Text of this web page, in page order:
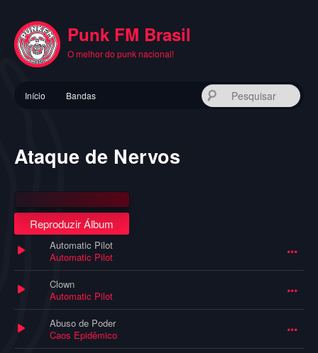
conteúdo
principal
Punk FM Brasil
O melhor do punk nacional!
principal
Início Bandas
Ataque de Nervos
Reproduzir Álbum
Automatic Pilot
Automatic Pilot
Clown
Automatic Pilot
Abuso de Poder
Caos Epidêmico